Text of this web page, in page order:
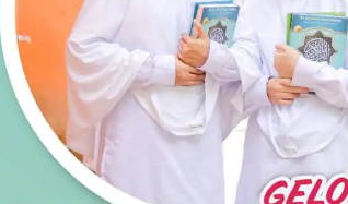
makan besok. Ia tak merisaukannya.
semangkuk bubur. Nyatanya, itu yang bisa
makanan bubur ketan merah ini punya
sekadar berbagi makanan tersebut.
ingin tetap dilestarikan.